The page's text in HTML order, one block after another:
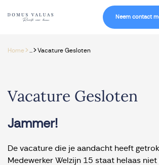
Navigatie overslaan
Neem contact
Home> >Vacature Gesloten
Vacature Gesloten
Jammer!
De vacature die je aandacht heeft
Medewerker Welzijn 15 staat helaas